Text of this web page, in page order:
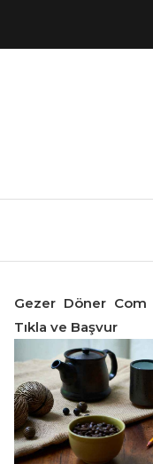
Gezer Döner Com
Tıkla ve Başvur